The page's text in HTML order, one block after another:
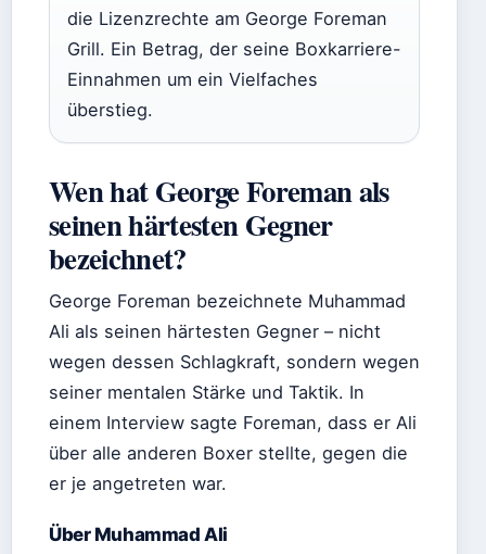
die Lizenzrechte am George Foreman
Grill. Ein Betrag, der seine Boxkarriere-
Einnahmen um ein Vielfaches
überstieg.
Wen hat George Foreman als
seinen härtesten Gegner
bezeichnet?
George Foreman bezeichnete Muhammad
Ali als seinen härtesten Gegner – nicht
wegen dessen Schlagkraft, sondern wegen
seiner mentalen Stärke und Taktik. In
einem Interview sagte Foreman, dass er Ali
über alle anderen Boxer stellte, gegen die
er je angetreten war.
Über Muhammad Ali